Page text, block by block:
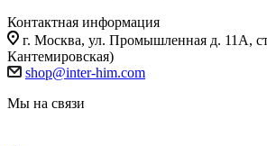
Контактная информация
г. Москва, ул. Промышленная д. 11А,
Кантемировская)
shop@inter-him.com
Мы на связи